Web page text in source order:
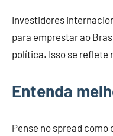
Investidores
para emprestar ao
política. Isso se reflete
Entenda
Pense no spread como